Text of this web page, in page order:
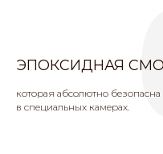
ЭПОКСИДНАЯ
которая абсолютно
в специальных камерах.